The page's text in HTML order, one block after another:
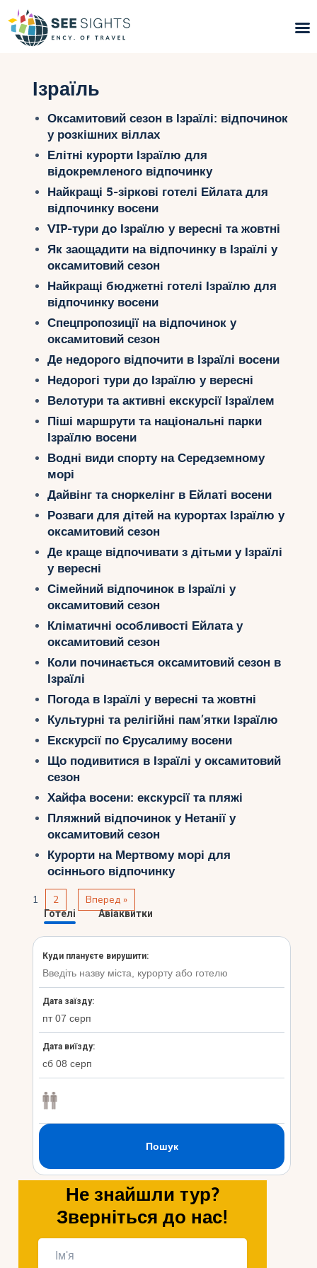
Пошук турів
Гарячі тури
Типи Турів
Країни
Інфо
Блог
Контакти
Укр
Ізраїль
Оксамитовий сезон в Ізраїлі: відпочинок
у розкішних віллах
Елітні курорти Ізраїлю для
відокремленого відпочинку
Найкращі 5-зіркові готелі Ейлата для
відпочинку восени
VIP-тури до Ізраїлю у вересні та жовтні
Як заощадити на відпочинку в Ізраїлі у
оксамитовий сезон
Найкращі бюджетні готелі Ізраїлю для
відпочинку восени
Спецпропозиції на відпочинок у
оксамитовий сезон
Де недорого відпочити в Ізраїлі восени
Недорогі тури до Ізраїлю у вересні
Велотури та активні екскурсії Ізраїлем
Піші маршрути та національні парки
Ізраїлю восени
Водні види спорту на Середземному
морі
Дайвінг та сноркелінг в Ейлаті восени
Розваги для дітей на курортах Ізраїлю у
оксамитовий сезон
Де краще відпочивати з дітьми у Ізраїлі
у вересні
Сімейний відпочинок в Ізраїлі у
оксамитовий сезон
Кліматичні особливості Ейлата у
оксамитовий сезон
Коли починається оксамитовий сезон в
Ізраїлі
Погода в Ізраїлі у вересні та жовтні
Культурні та релігійні пам’ятки Ізраїлю
Екскурсії по Єрусалиму восени
Що подивитися в Ізраїлі у оксамитовий
сезон
Хайфа восени: екскурсії та пляжі
Пляжний відпочинок у Нетанії у
оксамитовий сезон
Курорти на Мертвому морі для
осіннього відпочинку
1 2 Вперед »
Не знайшли тур?
Зверніться до нас!